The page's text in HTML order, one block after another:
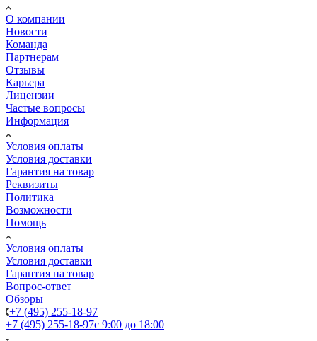
О компании
Новости
Команда
Партнерам
Отзывы
Карьера
Лицензии
Частые вопросы
Информация
Условия оплаты
Условия доставки
Гарантия на товар
Реквизиты
Политика
Возможности
Помощь
Условия оплаты
Условия доставки
Гарантия на товар
Вопрос-ответ
Обзоры
+7 (495) 255-18-97
+7 (495) 255-18-97с 9:00 до 18:00